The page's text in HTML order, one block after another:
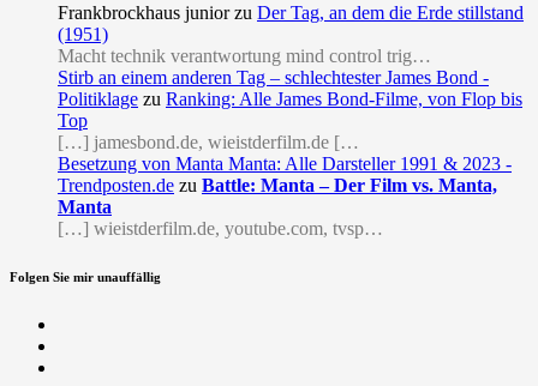
Frankbrockhaus junior zu Der Tag, an dem die Erde stillstand
(1951)
Macht technik verantwortung mind control trig…
Stirb an einem anderen Tag – schlechtester James Bond -
Politiklage zu Ranking: Alle James Bond-Filme, von Flop bis
Top
[…] jamesbond.de, wieistderfilm.de […
Besetzung von Manta Manta: Alle Darsteller 1991 & 2023 -
Trendposten.de zu Battle: Manta – Der Film vs. Manta,
Manta
[…] wieistderfilm.de, youtube.com, tvsp…
Folgen Sie mir unauffällig